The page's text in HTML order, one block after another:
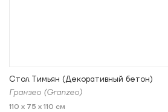
Стол Тимьян (Декоративный бетон)
Гранзео (Granzeo)
110 x 75 x 110 см